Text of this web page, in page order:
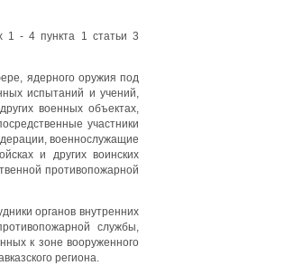
1 - 4 пункта 1 статьи 3
ядерного оружия под
испытаний и учений,
военных объектах,
участники
военнослужащие
и других воинских
противопожарной
органов внутренних
службы,
к зоне вооруженного
региона.